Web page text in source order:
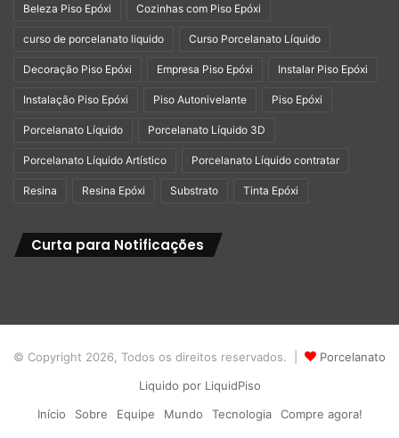
Beleza Piso Epóxi Cozinhas com Piso Epóxi
curso de porcelanato liquido Curso Porcelanato Líquido
Decoração Piso Epóxi Empresa Piso Epóxi Instalar Piso Epóxi
Instalação Piso Epóxi Piso Autonivelante Piso Epóxi
Porcelanato Líquido Porcelanato Líquido 3D
Porcelanato Líquido Artístico Porcelanato Líquido contratar
Resina Resina Epóxi Substrato Tinta Epóxi
Curta para Notificações
© Copyright 2026, Todos os direitos reservados. |
Porcelanato
Liquido por LiquidPiso
Início
Sobre Equipe Mundo Tecnologia Compre agora!